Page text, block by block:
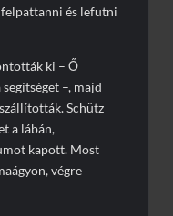
és lefutni
ki – Ő
–, majd
Schütz
a lábán,
kapott. Most
végre